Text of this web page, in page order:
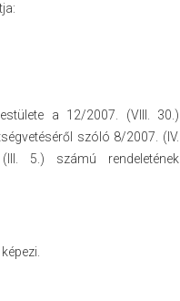
a 12/2007. (VIII. 30.)
szóló 8/2007. (IV.
5.)
számú rendeletének